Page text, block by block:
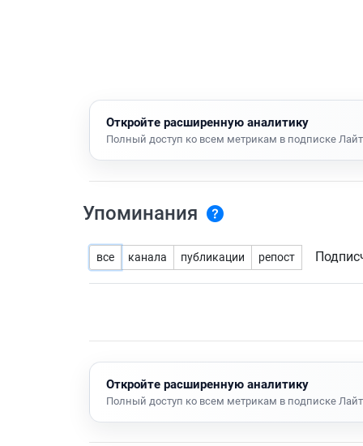
Откройте расширенную аналитику
Полный доступ ко всем метрикам в подписке Лайт
Упоминания
все канала публикации репост
Откройте расширенную аналитику
Полный доступ ко всем метрикам в подписке Лайт